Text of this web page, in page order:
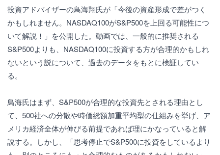
投資アドバイザーの鳥海翔氏が「今後の資産形成で差がつく
かもしれません。NASDAQ100がS&P500を上回る可能性につ
いて解説！」を公開した。動画では、一般的に推奨される
S&P500よりも、NASDAQ100に投資する方が合理的かもしれ
ないという説について、過去のデータをもとに検証してい
る。
鳥海氏はまず、S&P500が合理的な投資先とされる理由とし
て、500社への分散や時価総額加重平均型の仕組みを挙げ、ア
メリカ経済全体が伸びる前提であれば理にかなっていると解
説する。しかし、「思考停止でS&P500に投資をしているより